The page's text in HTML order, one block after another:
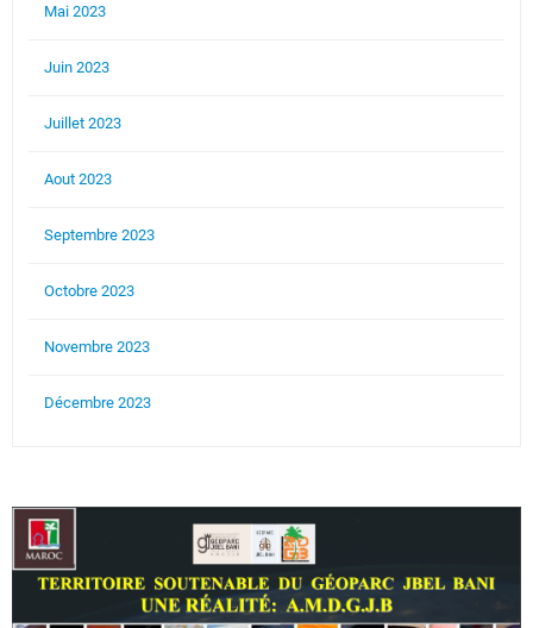
Mai 2023
Juin 2023
Juillet 2023
Aout 2023
Septembre 2023
Octobre 2023
Novembre 2023
Décembre 2023